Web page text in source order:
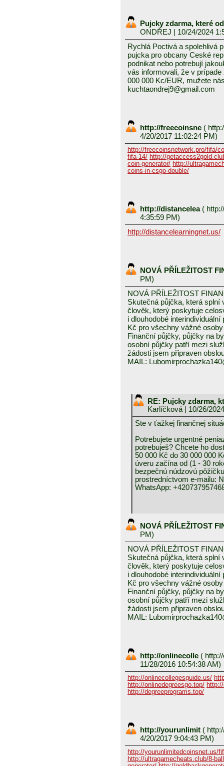
Pujcky zdarma, které
ONDŘEJ | 10/24/2024
Rychlá Poctivá a spolehlivá
pujcka pro obcany Ceské
podnikat nebo potrebují
vás informovali, že v
000 000 Kc/EUR, mužete
kuchtaondrej9@gmail.com
http://freecoinsne (
4/20/2017 11:02:24 PM)
http://freecoinsnetwork.pro/fifa/
fifa-14/ http://
coin-generator/ http://
coins-in-csgo-double/
http://distancelea (
4:35:59 PM)
http://distancelearningnet.us/
NOVÁ PŘÍLEŽITOST
PM)
NOVÁ PŘÍLEŽITOST
Skutečná půjčka, která
člověk, který poskytuje
i dlouhodobé
Kč pro všechny vážné
Finanční půjčky, půjčky na
osobní půjčky patří mezi
žádosti jsem připraven
MAIL:
RE: Pujcky zdarma,
Karlíčková | 10/26/
Ste v ťažkej finančnej
Potrebujete urgentné
potrebuješ? Chcete ho
50 000 Kč do 30 000 000
úveru začína od (1 - 30
bezpečnú núdzovú
prostredníctvom e-mailu:
WhatsApp:
NOVÁ PŘÍLEŽITOST
PM)
NOVÁ PŘÍLEŽITOST
Skutečná půjčka, která
člověk, který poskytuje
i dlouhodobé
Kč pro všechny vážné
Finanční půjčky, půjčky na
osobní půjčky patří mezi
žádosti jsem připraven
MAIL:
http://onlinecolle (
11/28/2016 10:54:38 AM)
http://onlinecollegesguide.us/
http://onlinedegreesgo.top/
http://degreeprograms.top/
http://yourunlimit (
4/20/2017 9:04:43 PM)
http://yourunlimitedcoinsnet.us/
http://ultragamecheats.club/8-